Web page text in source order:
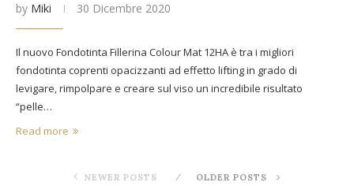
by Miki 30 Dicembre 2020
Il nuovo Fondotinta Fillerina Colour Mat 12HA è tra i migliori
fondotinta coprenti opacizzanti ad effetto lifting in grado di
levigare, rimpolpare e creare sul viso un incredibile risultato
“pelle…
Read more
NEWER POSTS OLDER POSTS